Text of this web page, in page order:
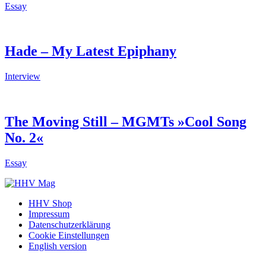
Essay
Hade – My Latest Epiphany
Interview
The Moving Still – MGMTs »Cool Song
No. 2«
Essay
HHV Shop
Impressum
Datenschutzerklärung
Cookie Einstellungen
English version